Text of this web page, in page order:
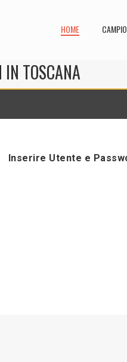
HOME
TOSCANA
Inserire Utente e